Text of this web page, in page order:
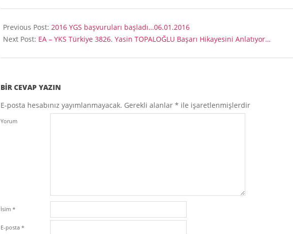
09-
17
Previous Post: 2016 YGS başvuruları başladı…06.01.2016
Next Post: EA – YKS Türkiye 3826. Yasin TOPALOĞLU Başarı Hikayesini Anlatıyor…
BIR CEVAP YAZIN
E-posta hesabınız yayımlanmayacak. Gerekli alanlar * ile işaretlenmişlerdir
Yorum
İsim *
E-posta *